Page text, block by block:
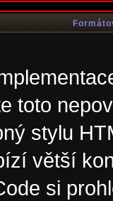
toto
stylu
větší
si